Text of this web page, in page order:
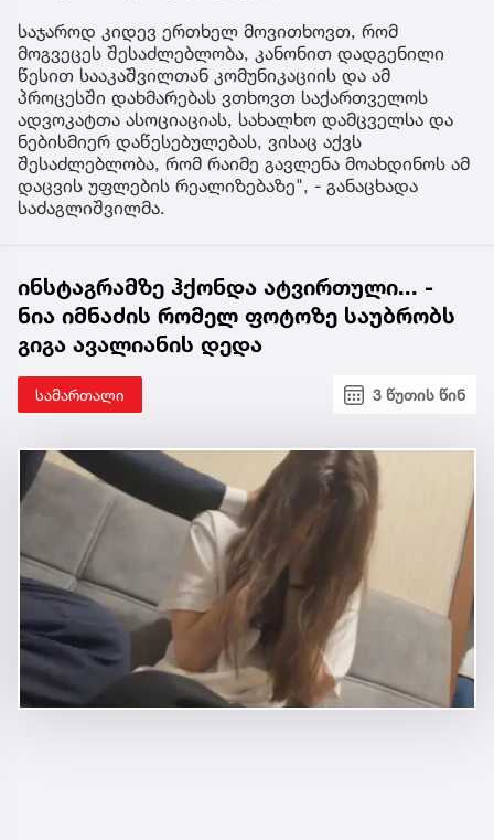
საჯაროდ კიდევ ერთხელ მოვითხოვთ, რომ
მოგვეცეს შესაძლებლობა, კანონით დადგენილი
წესით სააკაშვილთან კომუნიკაციის და ამ
პროცესში დახმარებას ვთხოვთ საქართველოს
ადვოკატთა ასოციაციას, სახალხო დამცველსა და
ნებისმიერ დაწესებულებას, ვისაც აქვს
შესაძლებლობა, რომ რაიმე გავლენა მოახდინოს ამ
დაცვის უფლების რეალიზებაზე", - განაცხადა
საძაგლიშვილმა.
ინსტაგრამზე ჰქონდა ატვირთული... -
ნია იმნაძის რომელ ფოტოზე საუბრობს
გიგა ავალიანის დედა
სამართალი 3 წუთის წინ